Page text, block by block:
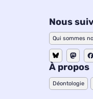
Nous
Qui sommes
À propos
Déontologie